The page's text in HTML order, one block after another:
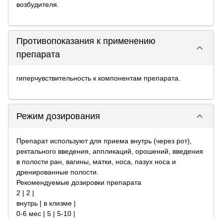
возбудителя.
Противопоказания к применению
препарата
keyboard_arrow_down
гиперчувствительность к компонентам препарата.
Режим дозирования keyboard_arrow_down
Препарат используют для приема внутрь (через рот),
ректального введения, аппликаций, орошений, введения
в полости ран, вагины, матки, носа, пазух носа и
дренированные полости.
Рекомендуемые дозировки препарата
2 | 2 |
внутрь | в клизме |
0-6 мес | 5 | 5-10 |